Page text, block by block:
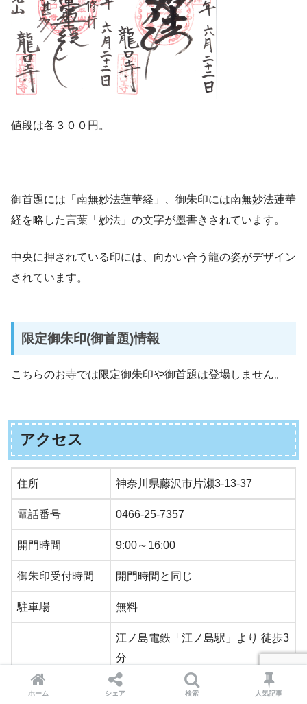
値段は各３００円。
御首題には「南無妙法蓮華経」、御朱印には南無妙法蓮華
経を略した言葉「妙法」の文字が墨書きされています。
中央に押されている印には、向かい合う龍の姿がデザイン
されています。
限定御朱印(御首題)情報
こちらのお寺では限定御朱印や御首題は登場しません。
アクセス
住所 神奈川県藤沢市片瀬3-13-37
電話番号 0466-25-7357
開門時間 9:00～16:00
御朱印受付時間 開門時間と同じ
駐車場 無料
江ノ島電鉄「江ノ島駅」より 徒歩3
分
湘南モノレール「湘南江ノ島駅」
ホーム シェア 検索 人気記事